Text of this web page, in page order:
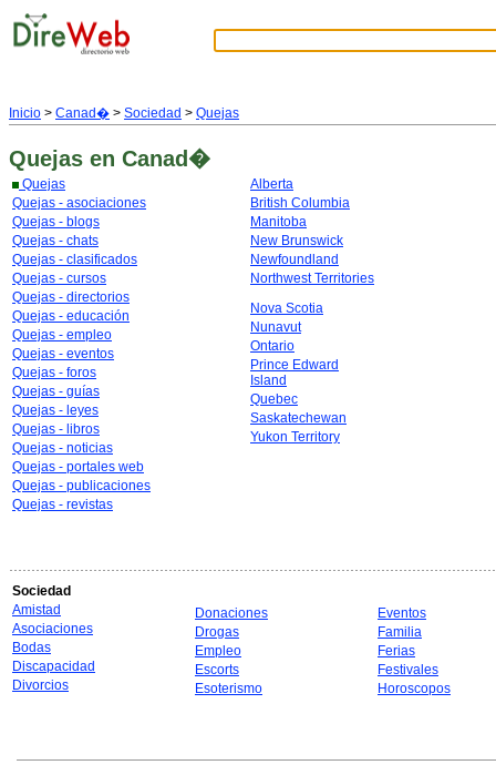
Inicio > Canad� > Sociedad > Quejas
Quejas en Canad�
Quejas
Quejas - asociaciones
Quejas - blogs
Quejas - chats
Quejas - clasificados
Quejas - cursos
Quejas - directorios
Quejas - educación
Quejas - empleo
Quejas - eventos
Quejas - foros
Quejas - guías
Quejas - leyes
Quejas - libros
Quejas - noticias
Quejas - portales web
Quejas - publicaciones
Quejas - revistas
Alberta
British Columbia
Manitoba
New Brunswick
Newfoundland
Northwest Territories
Nova Scotia
Nunavut
Ontario
Prince Edward
Island
Quebec
Saskatechewan
Yukon Territory
Sociedad
Amistad
Asociaciones
Bodas
Discapacidad
Divorcios
Donaciones
Drogas
Empleo
Escorts
Esoterismo
Eventos
Familia
Ferias
Festivales
Horoscopos